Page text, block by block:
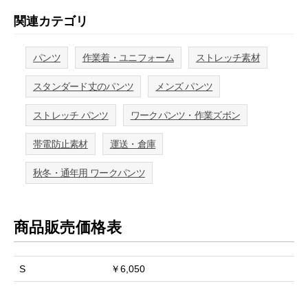
関連カテゴリ
パンツ 作業着・ユニフォーム ストレッチ素材
スタンダード丈のパンツ メンズ パンツ
ストレッチ パンツ ワークパンツ・作業ズボン
帯電防止素材 運送・倉庫
秋冬・通年用 ワークパンツ
商品販売価格表
S ￥6,050